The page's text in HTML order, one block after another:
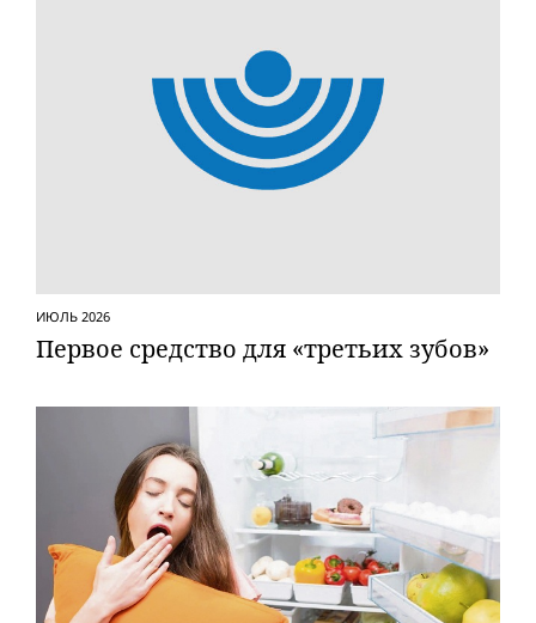
ИЮЛЬ 2026
Первое средство для «третьих зубов»